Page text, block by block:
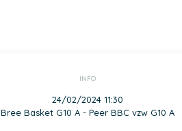
INFO
24/02/2024 11:30
Bree Basket G10 A - Peer BBC vzw G10 A